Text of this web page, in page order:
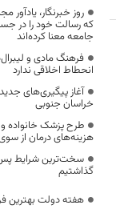
روز خبرنگار،
که رسالت خود را در
جامعه معنا کرده‌اند
فرهنگ مادی و
انحطاط اخلاقی ندارد
آغاز پیگیری‌های
خراسان جنوبی
طرح پزشک خانواده
هزینه‌های درمان از
سخت‌ترین شرایط پس
گذاشتیم
هفته دولت بهترین